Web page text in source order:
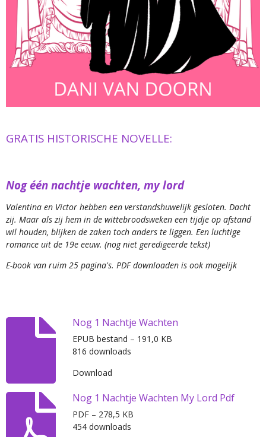
GRATIS HISTORISCHE NOVELLE:
Nog één nachtje wachten, my lord
Valentina en Victor hebben een verstandshuwelijk gesloten. Dacht
zij. Maar als zij hem in de wittebroodsweken een tijdje op afstand
wil houden, blijken de zaken toch anders te liggen. Een luchtige
romance uit de 19e eeuw. (nog niet geredigeerde tekst)
E-book van ruim 25 pagina's. PDF downloaden is ook mogelijk
Nog 1 Nachtje Wachten
EPUB bestand – 191,0 KB
816 downloads
Download
Nog 1 Nachtje Wachten My Lord Pdf
PDF – 278,5 KB
454 downloads